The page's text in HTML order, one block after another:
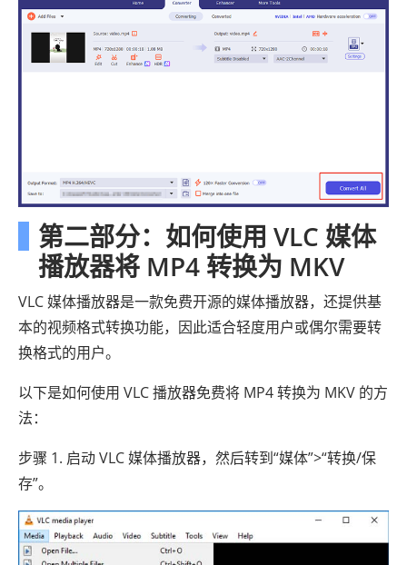
第二部分：如何使用 VLC 媒体
播放器将 MP4 转换为 MKV
VLC 媒体播放器是一款免费开源的媒体播放器，还提供基
本的视频格式转换功能，因此适合轻度用户或偶尔需要转
换格式的用户。
以下是如何使用 VLC 播放器免费将 MP4 转换为 MKV 的方
法：
步骤 1. 启动 VLC 媒体播放器，然后转到“媒体”>“转换/保
存”。